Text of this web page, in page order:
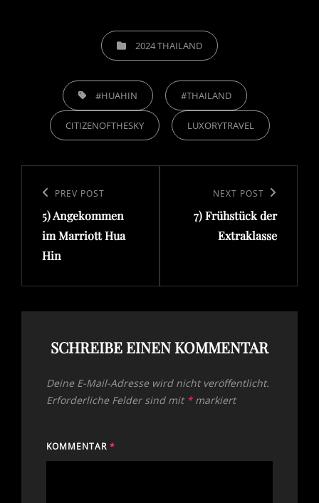
CATEGORIES2024 THAILAND
TAGS, #HUAHIN #THAILAND
CITIZENOFTHESKY LUXORYTRAVEL
Previous
Post
PREV POST
5) Angekommen
im Marriott Hua
Hin
Post
NEXT POST
7) Frühstück der
Extraklasse
SCHREIBE EINEN KOMMENTAR
Deine E-Mail-Adresse wird nicht veröffentlicht.
Erforderliche Felder sind mit *markiert
KOMMENTAR *